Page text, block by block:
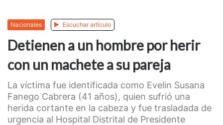
Nacionales Escuchar artículo
Detienen a un hombre por herir
con un machete a su pareja
La víctima fue identificada como Evelin Susana
Fanego Cabrera (41 años), quien sufrió una
herida cortante en la cabeza y fue trasladada de
urgencia al Hospital Distrital de Presidente